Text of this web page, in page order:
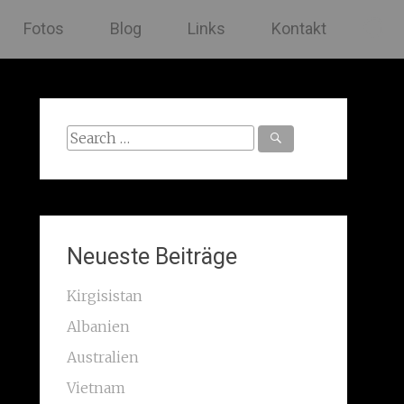
Fotos Blog Links Kontakt
Search
Neueste Beiträge
Kirgisistan
Albanien
Australien
Vietnam